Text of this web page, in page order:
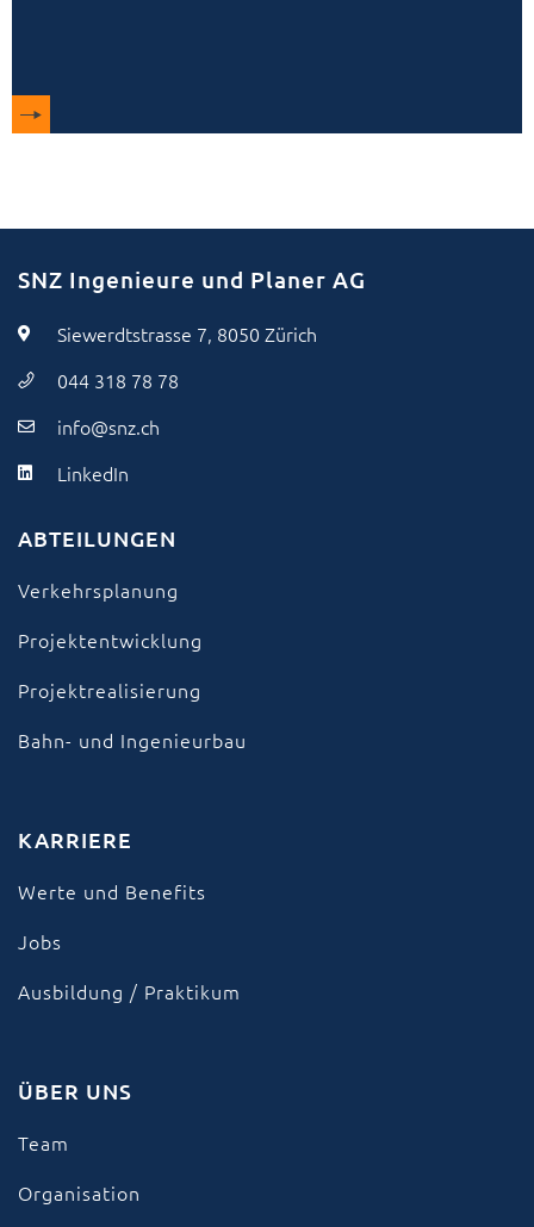
SNZ Ingenieure und Planer AG
Siewerdtstrasse 7, 8050 Zürich
044 318 78 78
info@snz.ch
LinkedIn
ABTEILUNGEN
Verkehrsplanung
Projektentwicklung
Projektrealisierung
Bahn- und Ingenieurbau
KARRIERE
Werte und Benefits
Jobs
Ausbildung / Praktikum
ÜBER UNS
Team
Organisation